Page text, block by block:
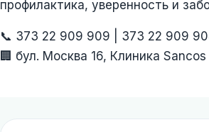
профилактика, уверенность и
📞 373 22 909 909 | 373 22 909
🏢 бул. Москва 16, Клиника Sancos